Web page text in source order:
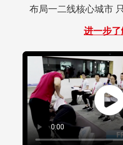
布局一二线核心城市
进一步了